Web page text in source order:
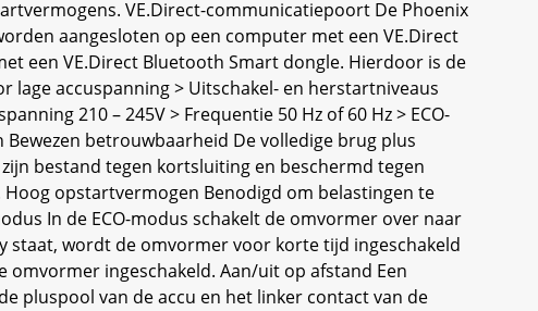
VE.Direct-communicatiepoort De Phoenix
aangesloten op een computer met een VE.Direct
een VE.Direct Bluetooth Smart dongle. Hierdoor is de
accuspanning > Uitschakel- en herstartniveaus
210 – 245V > Frequentie 50 Hz of 60 Hz > ECO-
betrouwbaarheid De volledige brug plus
bestand tegen kortsluiting en beschermd tegen
opstartvermogen Benodigd om belastingen te
In de ECO-modus schakelt de omvormer over naar
staat, wordt de omvormer voor korte tijd ingeschakeld
ingeschakeld. Aan/uit op afstand Een
pluspool van de accu en het linker contact van de